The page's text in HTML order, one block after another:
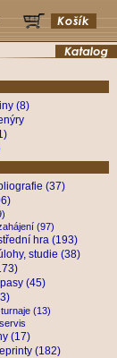
(8)
(37)
(97)
hra (193)
studie (38)
(45)
(13)
(17)
(182)